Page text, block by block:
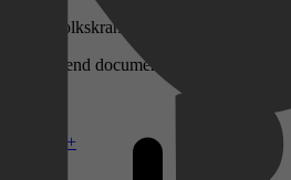
Disney+
De Volkskrant.
onthutsend document.' NBD/Biblion.